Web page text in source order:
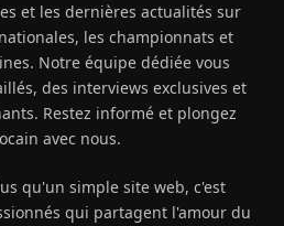
et les dernières actualités sur
les championnats et
Notre équipe dédiée vous
des interviews exclusives et
Restez informé et plongez
avec nous.
qu'un simple site web, c'est
qui partagent l'amour du